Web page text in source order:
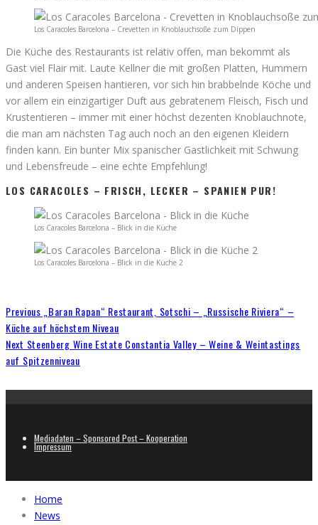
Los Caracoles Barcelona – Crevetten in Knoblauchsoße zum Dippen
Die Küche des Restaurants ist relativ offen, man bekommt als
Gast viel Flair mit. Laute Kellner die mit großen Platten, Hummern
und anderen Speisen hantieren, vor sich hin brabbelnde Köche und
vor allem ein einzigartiger Duft aus gebratenem Fleisch, Fisch und
Krustentieren – immer mit einer höchst dezenten Knoblauchnote,
die man am nächsten Tag auch noch an den eigenen Kleidern
finden kann. Ein bunter Mix spanischer Gastlichkeit mit Schwung
und Lebensfreude – eine echte Empfehlung!
LOS CARACOLES – FRISCH, LECKER – SPANIEN PUR!
Los Caracoles Barcelona – Blick in die Küche
Los Caracoles Barcelona – Blick in die Küche 2
Previous „Baran Rapan“ Restaurant, Sotschi – „Russische Riviera“ –
Küche auf höchstem Niveau
Next Steenberg Wine Estate Constantia Valley – Weine & Weintastings
auf Spitzenniveau
Mediadaten – Sponsored Post – Kooperation
Impressum
Home
News